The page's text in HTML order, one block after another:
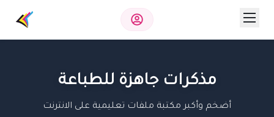
مذكرات جاهزة للطباعة
أضخم وأكبر مكتبة ملفات تعليمية على الانترنت